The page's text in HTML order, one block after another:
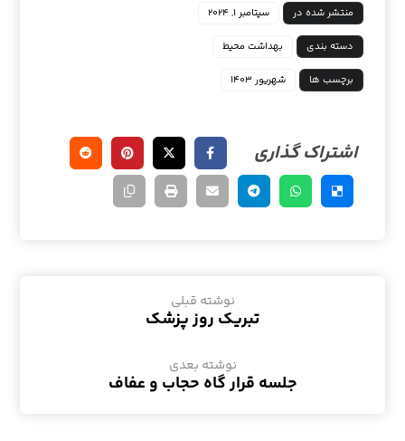
منتشر شده در سپتامبر ۱, ۲۰۲۴
دسته بندی بهداشت محیط
برچسب ها شهریور ۱۴۰۳
نوشته قبلی
تبریک روز پزشک
نوشته بعدی
جلسه قرار گاه حجاب و عفاف